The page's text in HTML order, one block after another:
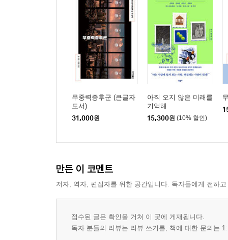
무중력증후군 (큰글자
도서)
31,000원
아직 오지 않은 미래를
기억해
15,300원 (10% 할인)
만든 이 코멘트
저자, 역자, 편집자를 위한 공간입니다. 독자들에게 전하
접수된 글은 확인을 거쳐 이 곳에 게재됩니다.
독자 분들의 리뷰는 리뷰 쓰기를, 책에 대한 문의는